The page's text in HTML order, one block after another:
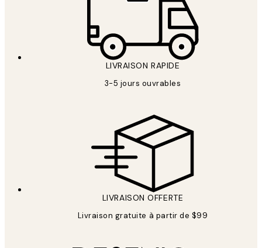
LIVRAISON RAPIDE
3-5 jours ouvrables
LIVRAISON OFFERTE
Livraison gratuite à partir de $99